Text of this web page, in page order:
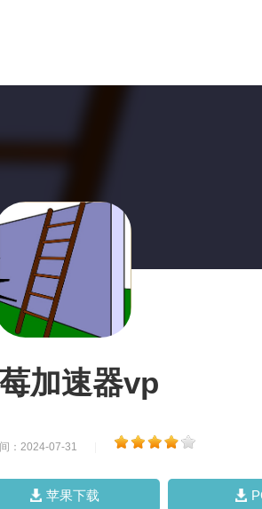
加速器vp
：2024-07-31
苹果下载